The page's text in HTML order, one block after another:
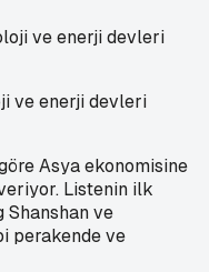
ve enerji devleri
Asya ekonomisine
Listenin ilk
Shanshan ve
perakende ve